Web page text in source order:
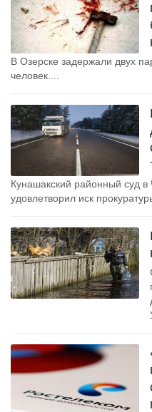
В Озерске задержали двух
человек....
Кунашакский районный суд в
удовлетворил иск